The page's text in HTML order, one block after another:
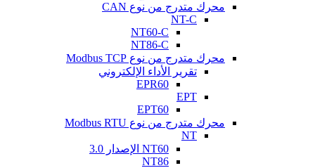
محرك متدرج من نوع CAN
NT-C
NT60-C
NT86-C
محرك متدرج من نوع Modbus TCP
تقرير الأداء الإلكتروني
EPR60
EPT
EPT60
محرك متدرج من نوع Modbus RTU
NT
NT60 الإصدار 3.0
NT86